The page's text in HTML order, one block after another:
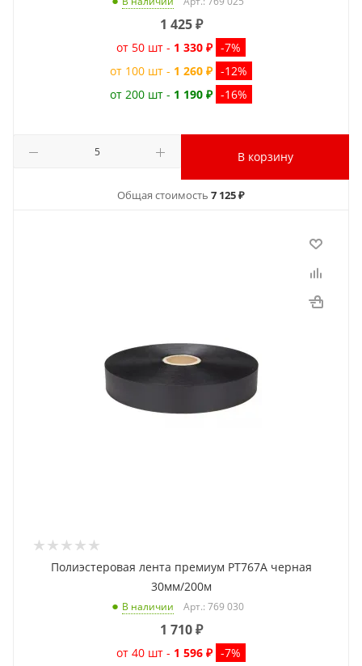
1 425₽
от 50 шт - 1 330 ₽ -7%
от 100 шт - 1 260 ₽ -12%
от 200 шт - 1 190 ₽ -16%
В корзину
Общая стоимость 7 125 ₽
Полиэстеровая лента премиум PT767A черная
30мм/200м
В наличии Арт.: 769 030
1 710₽
от 40 шт - 1 596 ₽ -7%